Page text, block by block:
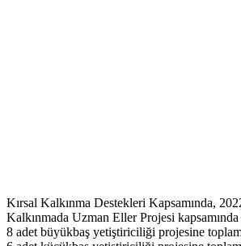
Kırsal Kalkınma Destekleri Kapsamında,
Kalkınmada Uzman Eller Projesi
8 adet büyükbaş yetiştiriciliği projesine